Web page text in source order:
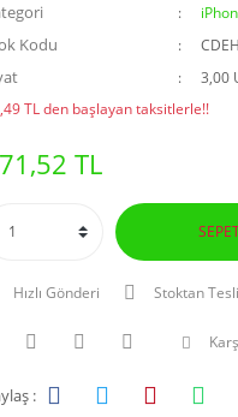
Kodu
3,00
TL den başlayan taksitlerle!!
TL
Hızlı Gönderi Stoktan
: